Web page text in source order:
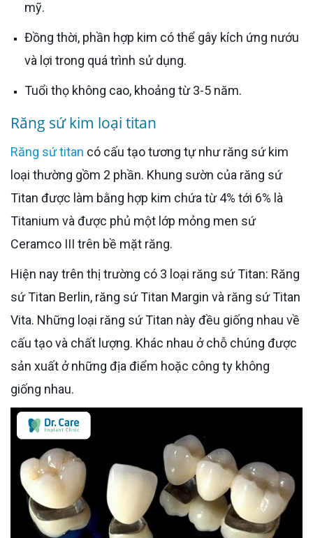
mỹ.
Đồng thời, phần hợp kim có thể gây kích ứng nướu
và lợi trong quá trình sử dụng.
Tuổi thọ không cao, khoảng từ 3-5 năm.
Răng sứ kim loại titan
Răng sứ titan có cấu tạo tương tự như răng sứ kim
loại thường gồm 2 phần. Khung sườn của răng sứ
Titan được làm bằng hợp kim chứa từ 4% tới 6% là
Titanium và được phủ một lớp mỏng men sứ
Ceramco III trên bề mặt răng.
Hiện nay trên thị trường có 3 loại răng sứ Titan: Răng
sứ Titan Berlin, răng sứ Titan Margin và răng sứ Titan
Vita. Những loại răng sứ Titan này đều giống nhau về
cấu tạo và chất lượng. Khác nhau ở chỗ chúng được
sản xuất ở những địa điểm hoặc công ty không
giống nhau.